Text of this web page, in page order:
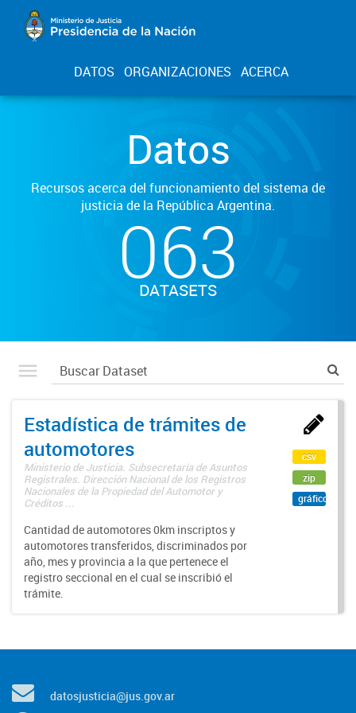
DATOS ORGANIZACIONES ACERCA
Datos
Recursos acerca del funcionamiento del sistema de
justicia de la República Argentina.
063
DATASETS
Estadística de trámites de
automotores
Ministerio de Justicia. Subsecretaría de Asuntos
Registrales. Dirección Nacional de los Registros
Nacionales de la Propiedad del Automotor y
Créditos ...
Cantidad de automotores 0km inscriptos y
automotores transferidos, discriminados por
año, mes y provincia a la que pertenece el
registro seccional en el cual se inscribió el
trámite.
csv
zip
gráfico
datosjusticia@jus.gov.ar